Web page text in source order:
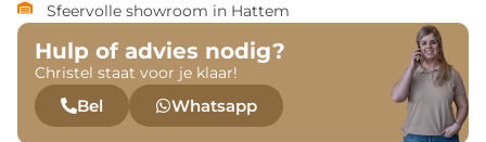
Sfeervolle showroom in Hattem
Hulp of advies nodig?
Christel staat voor je klaar!
Bel Whatsapp